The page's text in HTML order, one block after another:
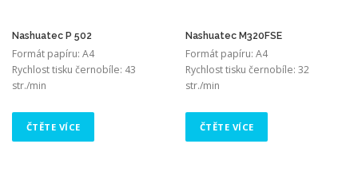
Nashuatec P 502
Formát papíru: A4
Rychlost tisku černobíle: 43
str./min
ČTĚTE VÍCE
Nashuatec M320FSE
Formát papíru: A4
Rychlost tisku černobíle: 32
str./min
ČTĚTE VÍCE